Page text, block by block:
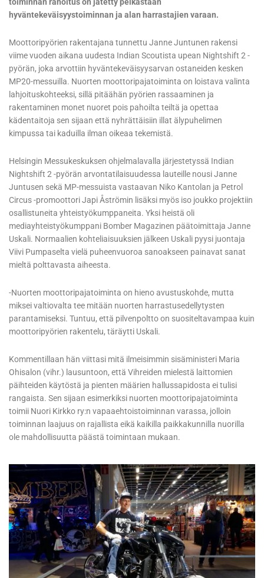
toiminnan rahoitus on jätetty pelkästään
hyväntekeväisyystoiminnan ja alan harrastajien varaan.
Moottoripyörien rakentajana tunnettu Janne Juntunen rakensi
viime vuoden aikana uudesta Indian Scoutista upean Nightshift 2 -
pyörän, joka arvottiin hyväntekeväisyysarvan ostaneiden kesken
MP20-messuilla. Nuorten moottoripajatoiminta on loistava valinta
lahjoituskohteeksi, sillä pitäähän pyörien rassaaminen ja
rakentaminen monet nuoret pois pahoilta teiltä ja opettaa
kädentaitoja sen sijaan että nyhrättäisiin illat älypuhelimen
kimpussa tai kaduilla ilman oikeaa tekemistä.
Helsingin Messukeskuksen ohjelmalavalla järjestetyssä Indian
Nightshift 2 -pyörän arvontatilaisuudessa lauteille nousi Janne
Juntusen sekä MP-messuista vastaavan Niko Kantolan ja Petrol
Circus -promoottori Japi Åströmin lisäksi myös iso joukko projektiin
osallistuneita yhteistyökumppaneita. Yksi heistä oli
mediayhteistyökumppani Bomber Magazinen päätoimittaja Janne
Uskali. Normaalien kohteliaisuuksien jälkeen Uskali pyysi juontaja
Viivi Pumpaselta vielä puheenvuoroa sanoakseen painavat sanat
mieltä polttavasta aiheesta.
-Nuorten moottoripajatoiminta on hieno avustuskohde, mutta
miksei valtiovalta tee mitään nuorten harrastusedellytysten
parantamiseksi. Tuntuu, että pilvenpoltto on suositeltavampaa kuin
moottoripyörien rakentelu, täräytti Uskali.
Kommentillaan hän viittasi mitä ilmeisimmin sisäministeri Maria
Ohisalon (vihr.) lausuntoon, että Vihreiden mielestä laittomien
päihteiden käytöstä ja pienten määrien hallussapidosta ei tulisi
rangaista. Sen sijaan esimerkiksi nuorten moottoripajatoiminta
toimii Nuori Kirkko ry:n vapaaehtoistoiminnan varassa, jolloin
toiminnan laajuus on rajallista eikä kaikilla paikkakunnilla nuorilla
ole mahdollisuutta päästä toimintaan mukaan.